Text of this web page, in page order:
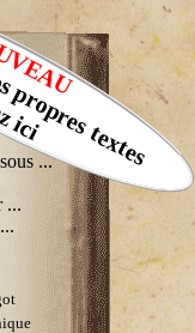
...
...
textes
ici